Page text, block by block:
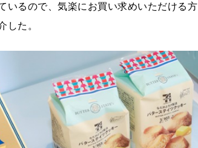
いるので、気楽にお買い求めいただける
した。